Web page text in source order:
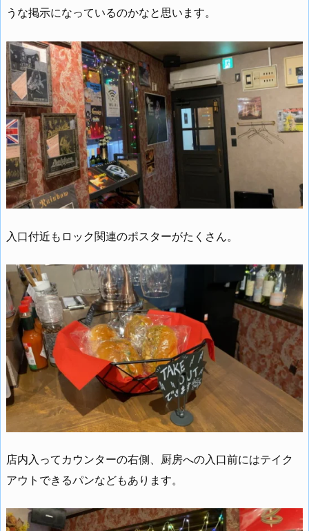
うな掲示になっているのかなと思います。
入口付近もロック関連のポスターがたくさん。
店内入ってカウンターの右側、厨房への入口前にはテイク
アウトできるパンなどもあります。